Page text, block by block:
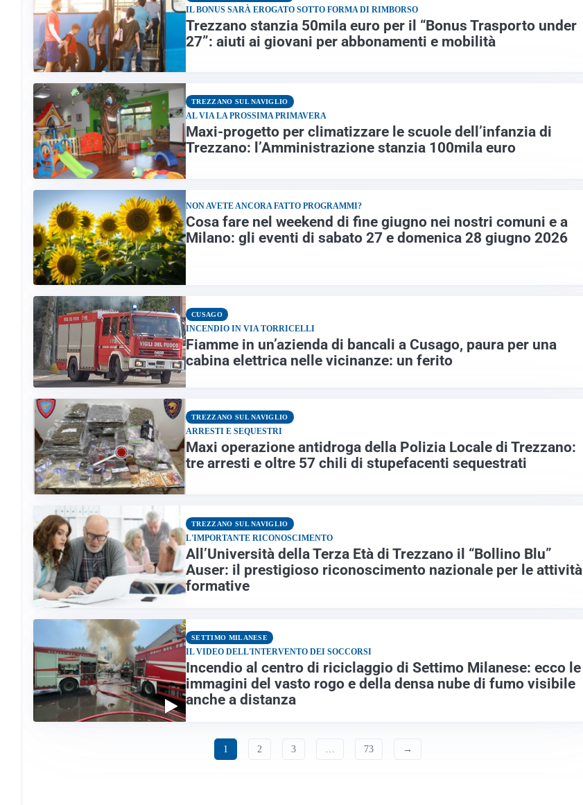
IL BONUS SARÀ EROGATO SOTTO FORMA DI RIMBORSO
Trezzano stanzia 50mila euro per il “Bonus Trasporto under
27”: aiuti ai giovani per abbonamenti e mobilità
TREZZANO SUL NAVIGLIO
AL VIA LA PROSSIMA PRIMAVERA
Maxi-progetto per climatizzare le scuole dell’infanzia di
Trezzano: l’Amministrazione stanzia 100mila euro
NON AVETE ANCORA FATTO PROGRAMMI?
Cosa fare nel weekend di fine giugno nei nostri comuni e a
Milano: gli eventi di sabato 27 e domenica 28 giugno 2026
CUSAGO
INCENDIO IN VIA TORRICELLI
Fiamme in un’azienda di bancali a Cusago, paura per una
cabina elettrica nelle vicinanze: un ferito
TREZZANO SUL NAVIGLIO
ARRESTI E SEQUESTRI
Maxi operazione antidroga della Polizia Locale di Trezzano:
tre arresti e oltre 57 chili di stupefacenti sequestrati
TREZZANO SUL NAVIGLIO
L'IMPORTANTE RICONOSCIMENTO
All’Università della Terza Età di Trezzano il “Bollino Blu”
Auser: il prestigioso riconoscimento nazionale per le attività
formative
SETTIMO MILANESE
IL VIDEO DELL'INTERVENTO DEI SOCCORSI
Incendio al centro di riciclaggio di Settimo Milanese: ecco le
immagini del vasto rogo e della densa nube di fumo visibile
anche a distanza
1 2 3 73 →